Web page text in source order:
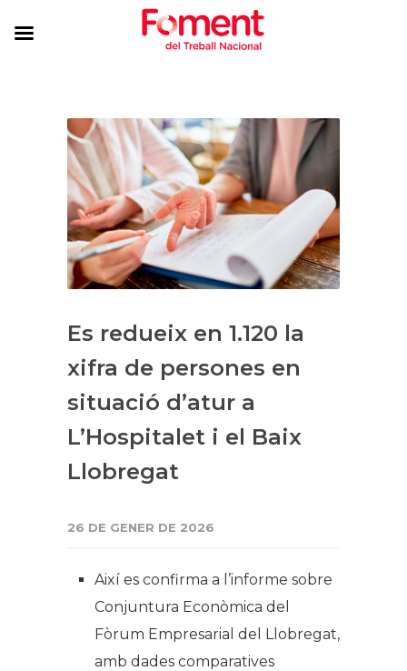
Es redueix en 1.120 la
xifra de persones en
situació d’atur a
L’Hospitalet i el Baix
Llobregat
26 DE GENER DE 2026
Així es confirma a l’informe sobre
Conjuntura Econòmica del
Fòrum Empresarial del Llobregat,
amb dades comparatives